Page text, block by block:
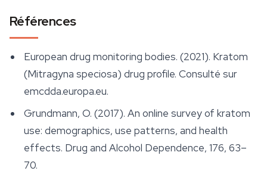
Références
European drug monitoring bodies. (2021). Kratom
(Mitragyna speciosa) drug profile. Consulté sur
emcdda.europa.eu.
Grundmann, O. (2017). An online survey of kratom
use: demographics, use patterns, and health
effects. Drug and Alcohol Dependence, 176, 63–
70.